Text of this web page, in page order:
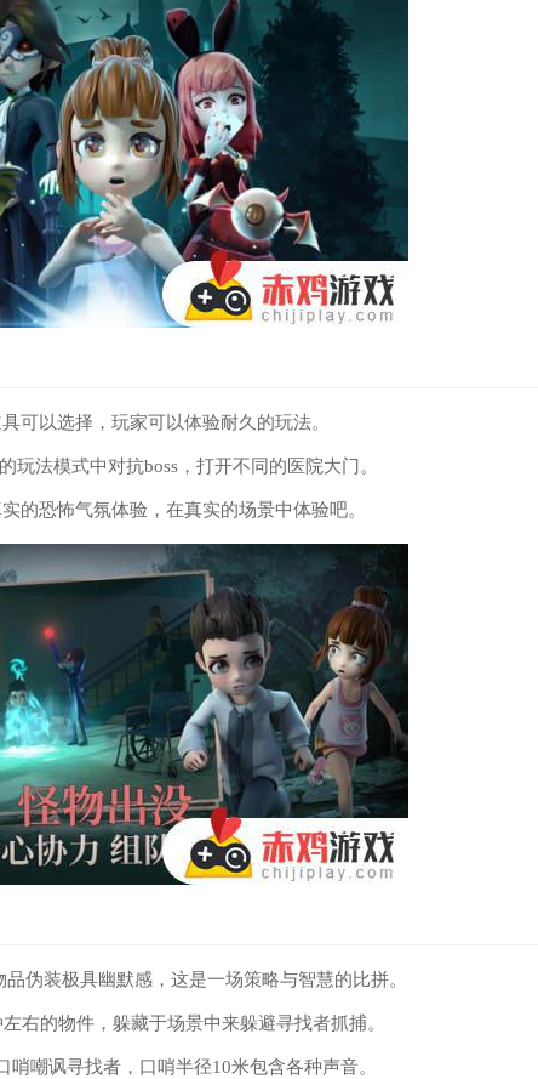
可以选择，玩家可以体验耐久的玩法。
法模式中对抗boss，打开不同的医院大门。
的恐怖气氛体验，在真实的场景中体验吧。
伪装极具幽默感，这是一场策略与智慧的比拼。
右的物件，躲藏于场景中来躲避寻找者抓捕。
嘲讽寻找者，口哨半径10米包含各种声音。